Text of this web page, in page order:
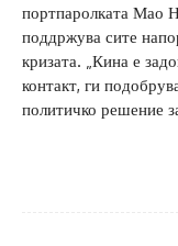
портпаролката Мао
поддржува сите
кризата. „Кина е
контакт, ги
политичко решение